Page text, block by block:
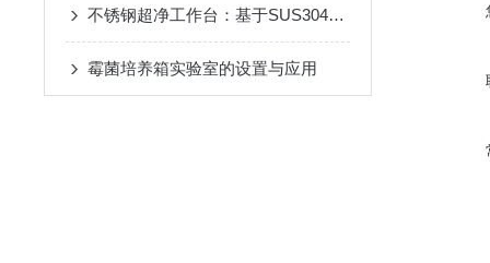
不锈钢超净工作台：基于SUS304材质构建的耐腐蚀ISO 5级无菌操作平台
霉菌培养箱实验室的设置与应用